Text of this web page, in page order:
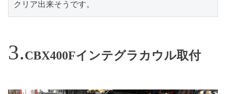
クリア出来そうです。
CBX400Fインテグラカウル取付